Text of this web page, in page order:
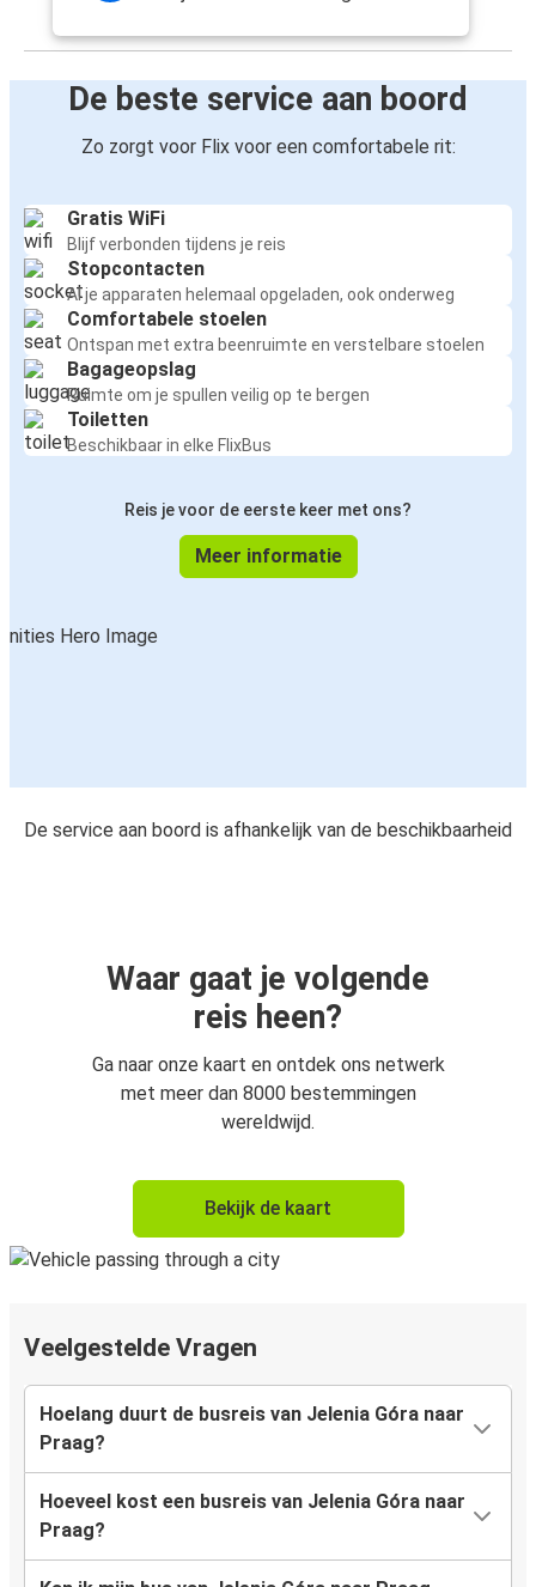
De beste service aan boord
Zo zorgt voor Flix voor een comfortabele rit:
Gratis WiFi
Blijf verbonden tijdens je reis
Stopcontacten
Al je apparaten helemaal opgeladen, ook onderweg
Comfortabele stoelen
Ontspan met extra beenruimte en verstelbare stoelen
Bagageopslag
Ruimte om je spullen veilig op te bergen
Toiletten
Beschikbaar in elke FlixBus
Reis je voor de eerste keer met ons?
Meer informatie
De service aan boord is afhankelijk van de beschikbaarheid
Waar gaat je volgende
reis heen?
Ga naar onze kaart en ontdek ons netwerk
met meer dan 8000 bestemmingen
wereldwijd.
Bekijk de kaart
Veelgestelde Vragen
Hoelang duurt de busreis van Jelenia Góra naar
Praag?
Hoeveel kost een busreis van Jelenia Góra naar
Praag?